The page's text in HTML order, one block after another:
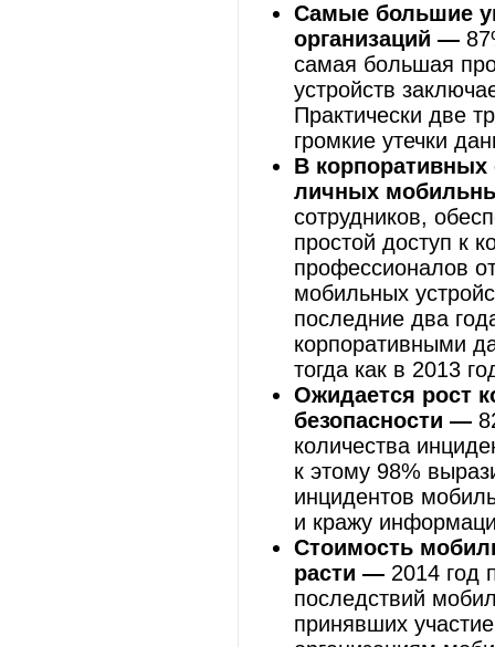
Самые большие
организаций —
самая большая
устройств
Практически две
громкие утечки
В корпоративных
личных
сотрудников,
простой доступ к
профессионалов
мобильных
последние два
корпоративными
тогда как в 2013
Ожидается рост
безопасности —
количества
к этому 98%
инцидентов
и кражу
Стоимость
расти — 2014 год
последствий
принявших